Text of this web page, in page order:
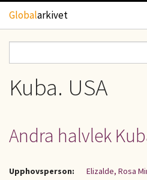
Hoppa till huvudinnehåll
Globalarkivet
TIDSKRIFTER
GEOGRAFI
UPPHOVSRÄTT
OM OSS
Sökformulär
Kuba. USA
Andra halvlek
Upphovsperson:
Elizalde, Rosa